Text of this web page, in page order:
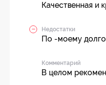
Качественная и
Недостатки
По -моему
Комментарий
В целом